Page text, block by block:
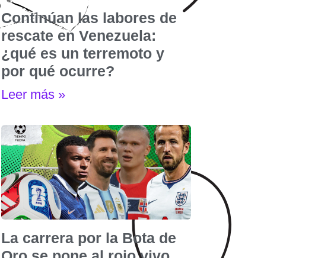
Continúan las labores de
rescate en Venezuela:
¿qué es un terremoto y
por qué ocurre?
Leer más »
La carrera por la Bota de